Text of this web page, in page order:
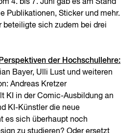
4. bis 7. Juni gab es am Stand
Publikationen, Sticker und mehr.
beteiligte sich zudem bei drei
der Hochschullehre:
Bayer, Ulli Lust und weiteren
Andreas Kretzer
KI in der Comic-Ausbildung an
KI-Künstler die neue
es sich überhaupt noch
zu studieren? Oder ersetzt